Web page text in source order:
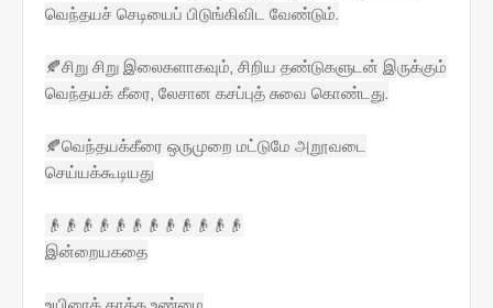
வெந்தயச் செடியைப் பிடுங்கிவிட வேண்டும்.
🍂சிறு சிறு இலைகளாகவும், சிறிய தண்டுகளுடன் இருக்கும்
வெந்தயக் கீரை, லேசான கசப்புத் சுவை கொண்டது.
🍂வெந்தயக்கீரை ஒருமுறை மட்டுமே அறூவடை
செய்யக்கூடியது
👴👴👴👴👴👴👴👴👴👴👴👴
இன்றையகதை